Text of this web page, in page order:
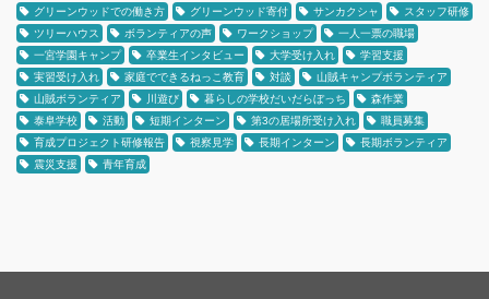
グリーンウッドでの働き方
グリーンウッド寄付 サンカクシャ
スタッフ研修
ツリーハウス
ボランティアの声 ワークショップ
一人一票の職場
一宮学園キャンプ
卒業生インタビュー 大学受け入れ
学習支援
実習受け入れ
家庭でできるねっこ教育 対談
山賊キャンプボランティア
山賊ボランティア
川遊び 暮らしの学校だいだらぼっち
森作業
泰阜学校
活動 短期インターン 第3の居場所受け入れ
職員募集
育成プロジェクト研修報告
視察見学 長期インターン
長期ボランティア
震災支援
青年育成